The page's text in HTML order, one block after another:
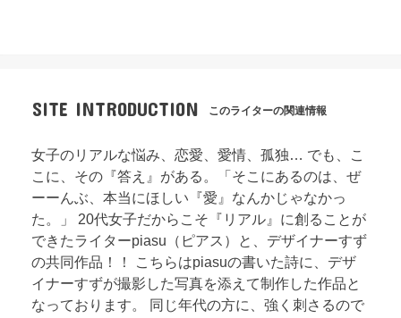
SITE INTRODUCTION このライターの関連情報
女子のリアルな悩み、恋愛、愛情、孤独… でも、こ
こに、その『答え』がある。「そこにあるのは、ぜ
ーーんぶ、本当にほしい『愛』なんかじゃなかっ
た。」 20代女子だからこそ『リアル』に創ることが
できたライターpiasu（ピアス）と、デザイナーすず
の共同作品！！ こちらはpiasuの書いた詩に、デザ
イナーすずが撮影した写真を添えて制作した作品と
なっております。 同じ年代の方に、強く刺さるので